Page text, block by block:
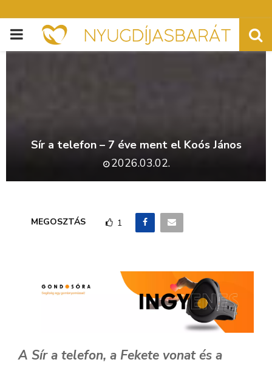
PRIMARY
Sír a telefon – 7 éve ment el Koós János
2026.03.02.
MEGOSZTÁS 1
A Sír a telefon, a Fekete vonat és a